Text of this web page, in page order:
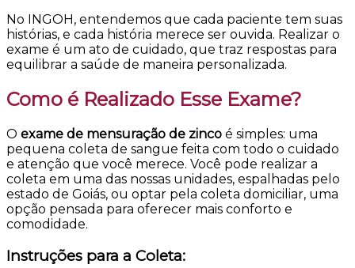
No INGOH, entendemos que cada paciente tem suas
histórias, e cada história merece ser ouvida. Realizar o
exame é um ato de cuidado, que traz respostas para
equilibrar a saúde de maneira personalizada.
Como é Realizado Esse Exame?
O exame de mensuração de zinco é simples: uma
pequena coleta de sangue feita com todo o cuidado
e atenção que você merece. Você pode realizar a
coleta em uma das nossas unidades, espalhadas pelo
estado de Goiás, ou optar pela coleta domiciliar, uma
opção pensada para oferecer mais conforto e
comodidade.
Instruções para a Coleta: